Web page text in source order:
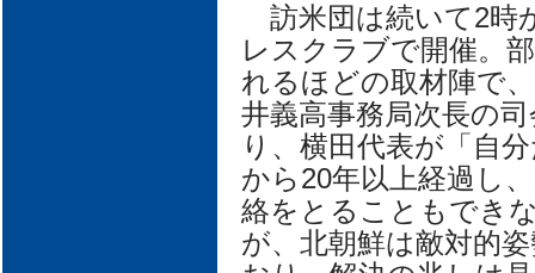
訪米団は続いて2時
レスクラブで開催。
れるほどの取材陣で
井義高事務局次長の
り、横田代表が「自
から20年以上経過し
絡をとることもでき
が、北朝鮮は敵対的